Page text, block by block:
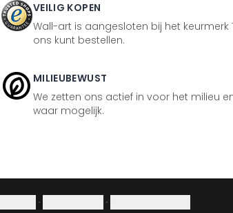
VEILIG KOPEN
Wall-art is aangesloten bij het keurmerk
ons kunt bestellen.
MILIEUBEWUST
We zetten ons actief in voor het milieu
waar mogelijk.
· ·